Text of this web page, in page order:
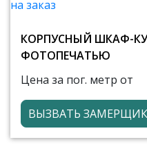
КОРПУСНЫЙ ШКАФ-
ФОТОПЕЧАТЬЮ
Цена за пог. метр от
ВЫЗВАТЬ